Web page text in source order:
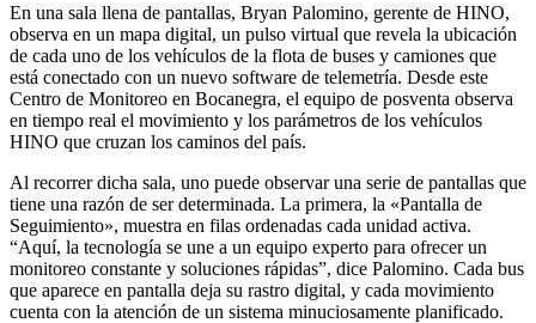
En una sala llena de pantallas, Bryan Palomino, gerente de HINO,
observa en un mapa digital, un pulso virtual que revela la ubicación
de cada uno de los vehículos de la flota de buses y camiones que
está conectado con un nuevo software de telemetría. Desde este
Centro de Monitoreo en Bocanegra, el equipo de posventa observa
en tiempo real el movimiento y los parámetros de los vehículos
HINO que cruzan los caminos del país.
Al recorrer dicha sala, uno puede observar una serie de pantallas que
tiene una razón de ser determinada. La primera, la «Pantalla de
Seguimiento», muestra en filas ordenadas cada unidad activa.
“Aquí, la tecnología se une a un equipo experto para ofrecer un
monitoreo constante y soluciones rápidas”, dice Palomino. Cada bus
que aparece en pantalla deja su rastro digital, y cada movimiento
cuenta con la atención de un sistema minuciosamente planificado.